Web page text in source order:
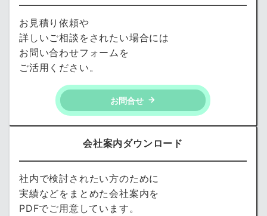
お見積り依頼や
詳しいご相談をされたい場合には
お問い合わせフォームを
ご活用ください。
お問合せ
会社案内ダウンロード
社内で検討されたい方のために
実績などをまとめた会社案内を
PDFでご用意しています。